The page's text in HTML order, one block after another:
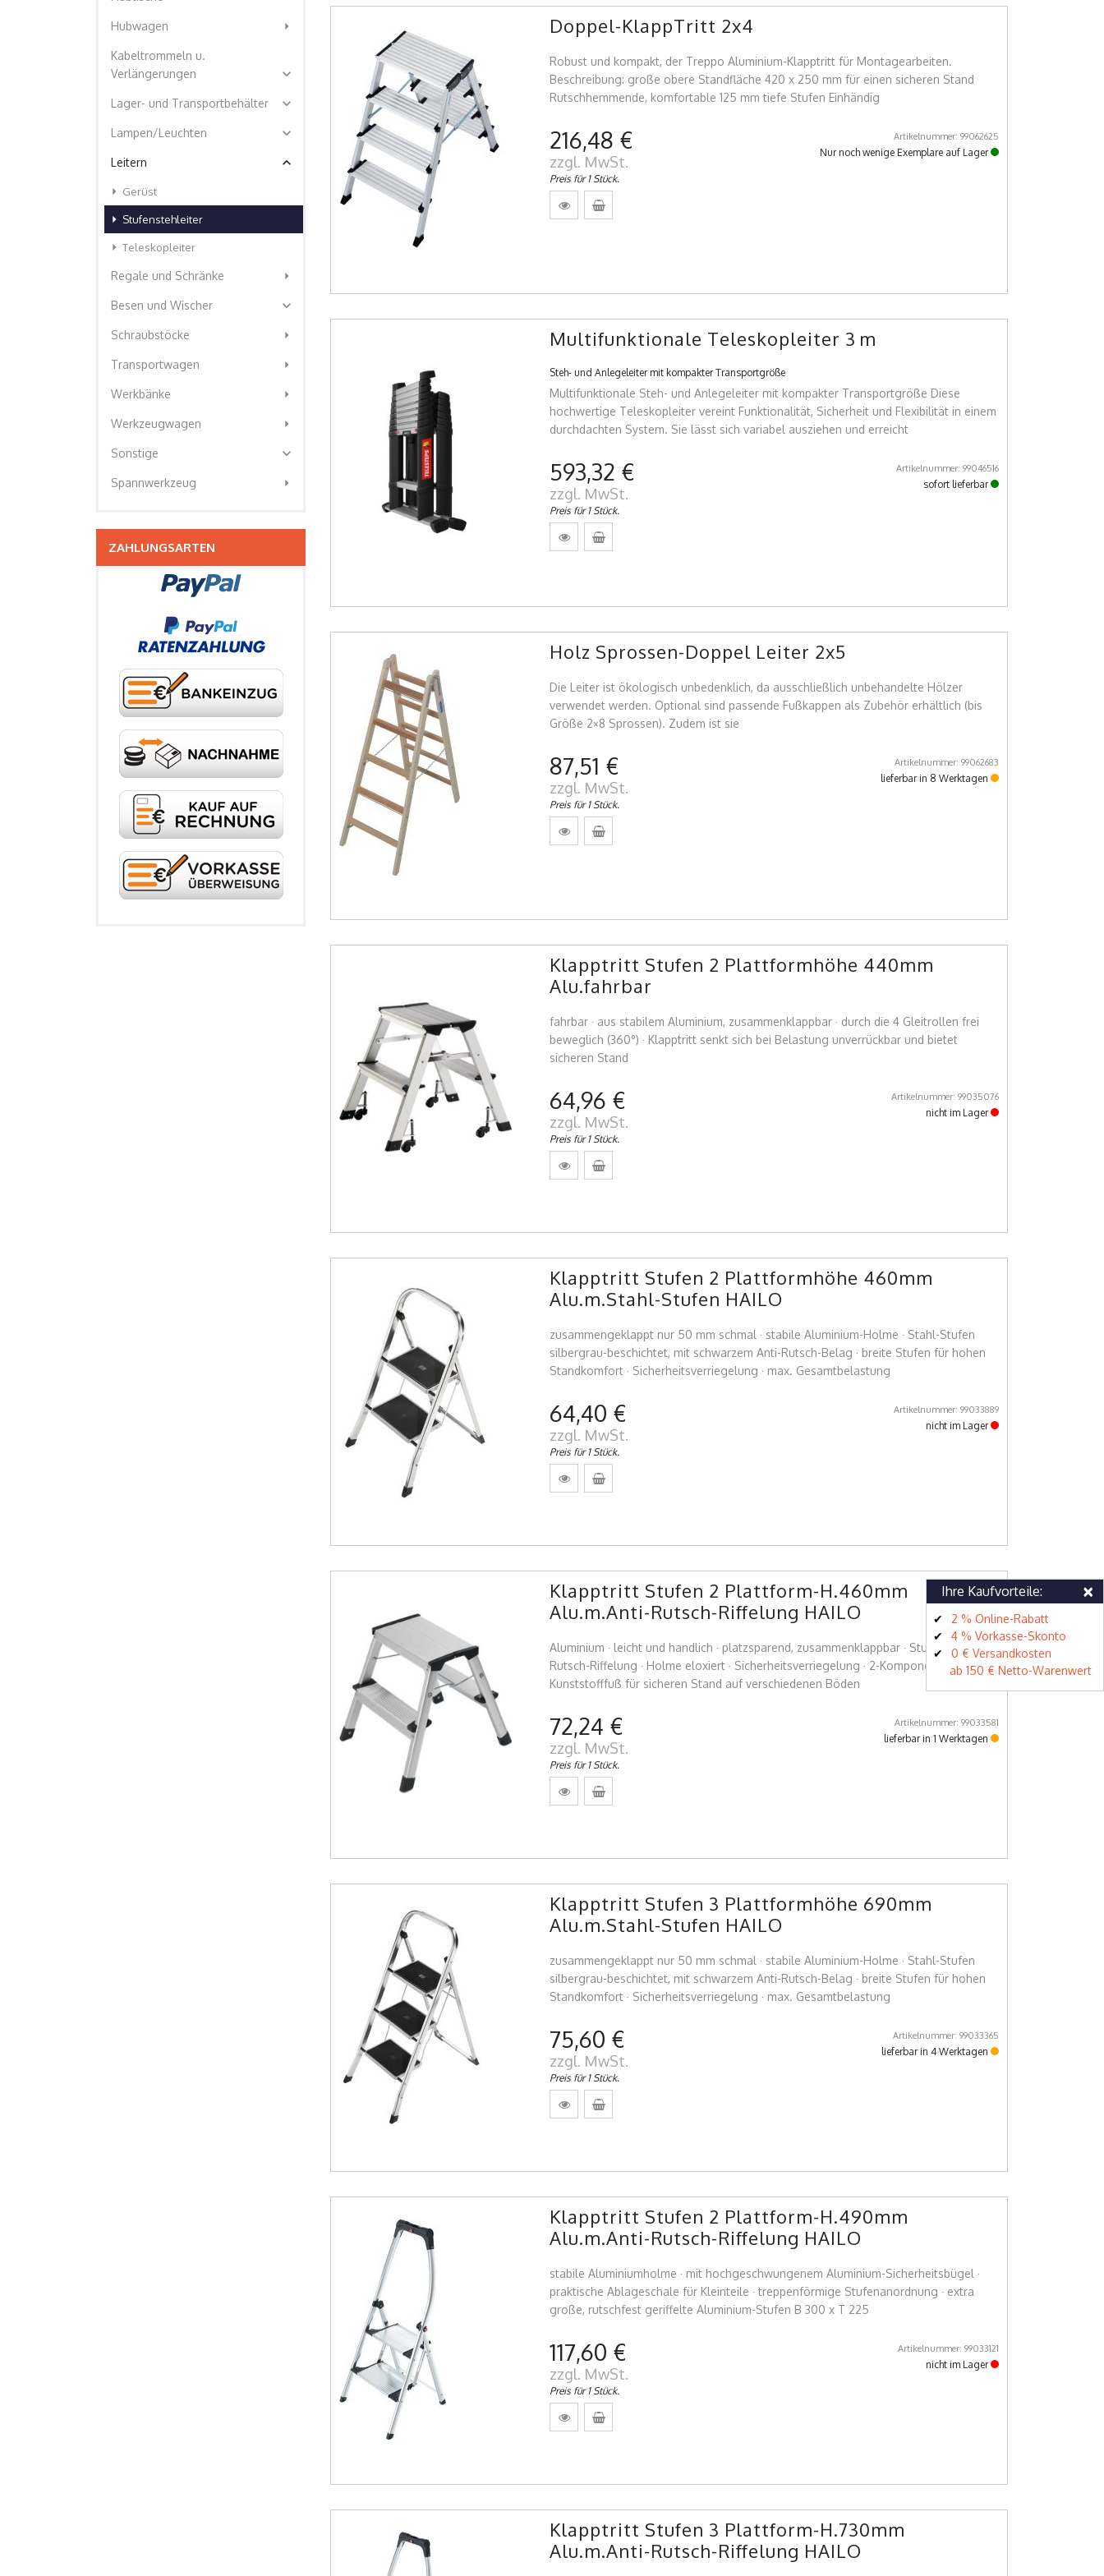
Hubwagen arrow_right
Kabeltrommeln u.
Verlängerungen
expand_more
Lager- und Transportbehälter expand_more
Lampen/Leuchten expand_more
Leitern expand_less
Gerüst
arrow_right
Stufenstehleiter
arrow_right
Teleskopleiter
arrow_right
Regale und Schränke arrow_right
Besen und Wischer expand_more
Schraubstöcke arrow_right
Transportwagen arrow_right
Werkbänke arrow_right
Werkzeugwagen arrow_right
Sonstige expand_more
Spannwerkzeug arrow_right
ZAHLUNGSARTEN
Doppel-KlappTritt 2x4
Robust und kompakt, der Treppo Aluminium-Klapptritt für Montagearbeiten.
Beschreibung: große obere Standfläche 420 x 250 mm für einen sicheren Stand
Rutschhemmende, komfortable 125 mm tiefe Stufen Einhändig
216,48 €
zzgl. MwSt.
Preis für 1 Stück.
Artikelnummer: 99062625
Nur noch wenige Exemplare auf Lager
Multifunktionale Teleskopleiter 3 m
Steh- und Anlegeleiter mit kompakter Transportgröße
Multifunktionale Steh- und Anlegeleiter mit kompakter Transportgröße Diese
hochwertige Teleskopleiter vereint Funktionalität, Sicherheit und Flexibilität in einem
durchdachten System. Sie lässt sich variabel ausziehen und erreicht
593,32 €
zzgl. MwSt.
Preis für 1 Stück.
Artikelnummer: 99046516
sofort lieferbar
Holz Sprossen-Doppel Leiter 2x5
Die Leiter ist ökologisch unbedenklich, da ausschließlich unbehandelte Hölzer
verwendet werden. Optional sind passende Fußkappen als Zubehör erhältlich (bis
Größe 2×8 Sprossen). Zudem ist sie
87,51 €
zzgl. MwSt.
Preis für 1 Stück.
Artikelnummer: 99062683
lieferbar in 8 Werktagen
Klapptritt Stufen 2 Plattformhöhe 440mm
Alu.fahrbar
fahrbar · aus stabilem Aluminium, zusammenklappbar · durch die 4 Gleitrollen frei
beweglich (360°) · Klapptritt senkt sich bei Belastung unverrückbar und bietet
sicheren Stand
64,96 €
zzgl. MwSt.
Preis für 1 Stück.
Artikelnummer: 99035076
nicht im Lager
Klapptritt Stufen 2 Plattformhöhe 460mm
Alu.m.Stahl-Stufen HAILO
zusammengeklappt nur 50 mm schmal · stabile Aluminium-Holme · Stahl-Stufen
silbergrau-beschichtet, mit schwarzem Anti-Rutsch-Belag · breite Stufen für hohen
Standkomfort · Sicherheitsverriegelung · max. Gesamtbelastung
64,40 €
zzgl. MwSt.
Preis für 1 Stück.
Artikelnummer: 99033889
nicht im Lager
Klapptritt Stufen 2 Plattform-H.460mm
Alu.m.Anti-Rutsch-Riffelung HAILO
Aluminium · leicht und handlich · platzsparend, zusammenklappbar · Stufen mit Anti-
Rutsch-Riffelung · Holme eloxiert · Sicherheitsverriegelung · 2-Komponenten-
Kunststofffuß für sicheren Stand auf verschiedenen Böden
72,24 €
zzgl. MwSt.
Preis für 1 Stück.
Artikelnummer: 99033581
lieferbar in 1 Werktagen
Klapptritt Stufen 3 Plattformhöhe 690mm
Alu.m.Stahl-Stufen HAILO
zusammengeklappt nur 50 mm schmal · stabile Aluminium-Holme · Stahl-Stufen
silbergrau-beschichtet, mit schwarzem Anti-Rutsch-Belag · breite Stufen für hohen
Standkomfort · Sicherheitsverriegelung · max. Gesamtbelastung
75,60 €
zzgl. MwSt.
Preis für 1 Stück.
Artikelnummer: 99033365
lieferbar in 4 Werktagen
Klapptritt Stufen 2 Plattform-H.490mm
Alu.m.Anti-Rutsch-Riffelung HAILO
stabile Aluminiumholme · mit hochgeschwungenem Aluminium-Sicherheitsbügel ·
praktische Ablageschale für Kleinteile · treppenförmige Stufenanordnung · extra
große, rutschfest geriffelte Aluminium-Stufen B 300 x T 225
117,60 €
zzgl. MwSt.
Preis für 1 Stück.
Artikelnummer: 99033121
nicht im Lager
Klapptritt Stufen 3 Plattform-H.730mm
Alu.m.Anti-Rutsch-Riffelung HAILO
Ihre Kaufvorteile: ×
2 % Online-Rabatt
4 % Vorkasse-Skonto
0 € Versandkosten
ab 150 € Netto-Warenwert